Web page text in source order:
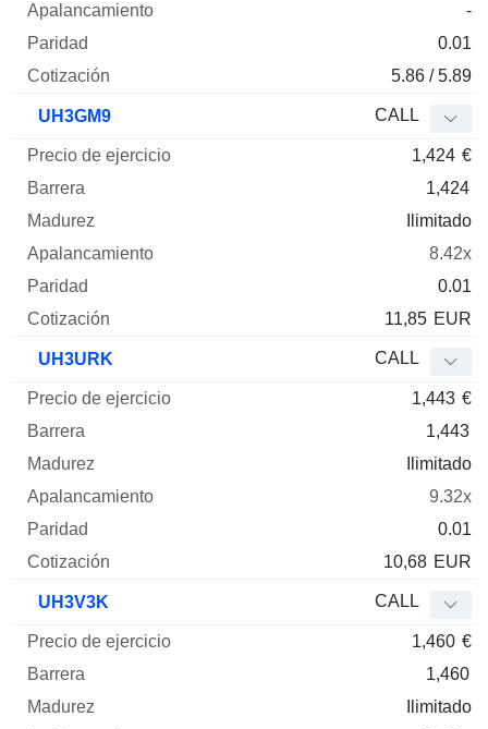
-
0.01
5.86 / 5.89
UH3GM9 CALL
1,424 €
1,424
Ilimitado
8.42x
0.01
11,85 EUR
UH3URK CALL
1,443 €
1,443
Ilimitado
9.32x
0.01
10,68 EUR
UH3V3K CALL
1,460 €
1,460
Ilimitado